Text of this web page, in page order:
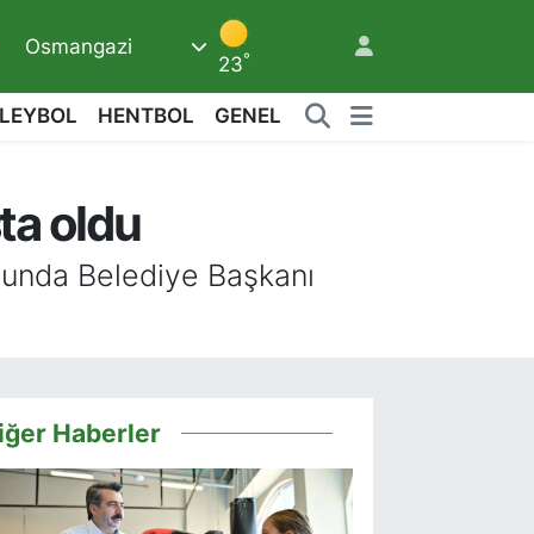
Osmangazi
23°
HENTBOL GENEL
oldu
Belediye Başkanı
Haberler